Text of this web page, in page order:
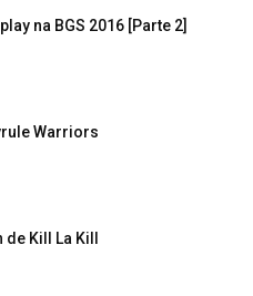
na BGS 2016 [Parte 2]
Warriors
Kill La Kill